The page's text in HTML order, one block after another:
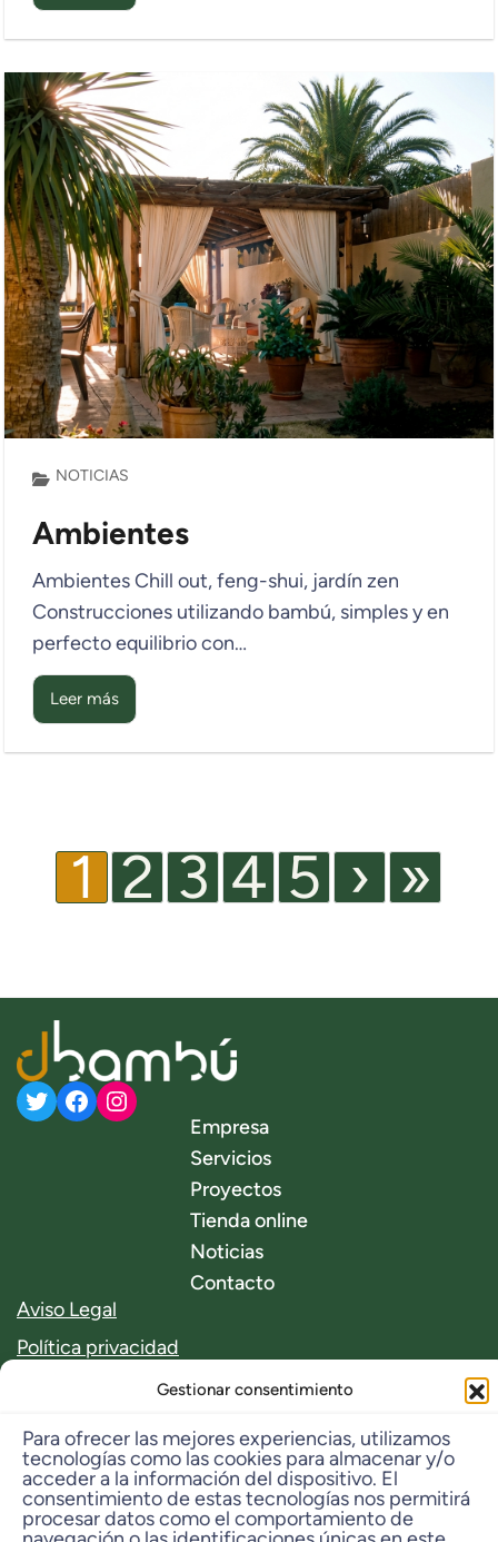
Gestionar consentimiento
Para ofrecer las mejores experiencias, utilizamos
tecnologías como las cookies para almacenar y/o
acceder a la información del dispositivo. El
consentimiento de estas tecnologías nos permitirá
procesar datos como el comportamiento de
NOTICIAS
Ambientes
Ambientes Chill out, feng-shui, jardín zen
Construcciones utilizando bambú, simples y en
perfecto equilibrio con…
Leer más
1 2 3 4 5 › »
Twitter Facebook Instagram
Empresa
Servicios
Proyectos
Tienda online
Noticias
Contacto
Aviso Legal
Política privacidad
Política de cookies
Ubicación
08310 Argentona